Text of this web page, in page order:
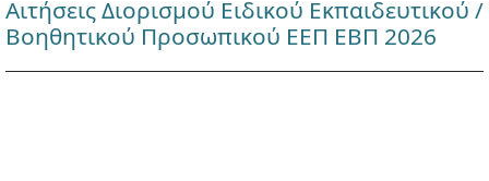
Αιτήσεις Διορισμού Ειδικού Εκπαιδευτικού /
Βοηθητικού Προσωπικού ΕΕΠ ΕΒΠ 2026